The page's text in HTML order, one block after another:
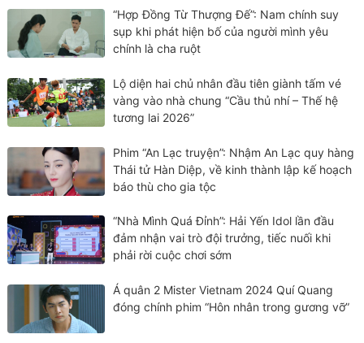
“Hợp Đồng Từ Thượng Đế”: Nam chính suy
sụp khi phát hiện bố của người mình yêu
chính là cha ruột
Lộ diện hai chủ nhân đầu tiên giành tấm vé
vàng vào nhà chung “Cầu thủ nhí – Thế hệ
tương lai 2026”
Phim “An Lạc truyện”: Nhậm An Lạc quy hàng
Thái tử Hàn Diệp, về kinh thành lập kế hoạch
báo thù cho gia tộc
“Nhà Mình Quá Đỉnh”: Hải Yến Idol lần đầu
đảm nhận vai trò đội trưởng, tiếc nuối khi
phải rời cuộc chơi sớm
Á quân 2 Mister Vietnam 2024 Quí Quang
đóng chính phim “Hôn nhân trong gương vỡ”